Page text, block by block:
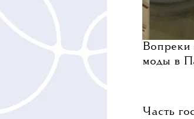
Вопреки
моды в
Часть